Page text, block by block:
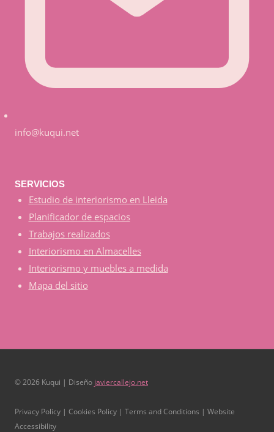
info@kuqui.net
SERVICIOS
Estudio de interiorismo en Lleida
Planificador de espacios
Trabajos realizados
Interiorismo en Almacelles
Interiorismo y muebles a medida
Mapa del sitio
© 2026 Kuqui | Diseño javiercallejo.net
Privacy Policy | Cookies Policy | Terms and Conditions | Website
Accessibility